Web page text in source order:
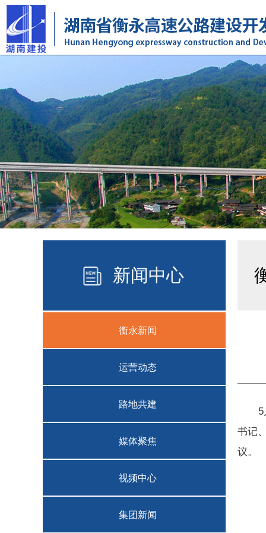
新闻中心
衡永新闻
运营动态
路地共建
媒体聚焦
视频中心
集团新闻
5月
书记
议。